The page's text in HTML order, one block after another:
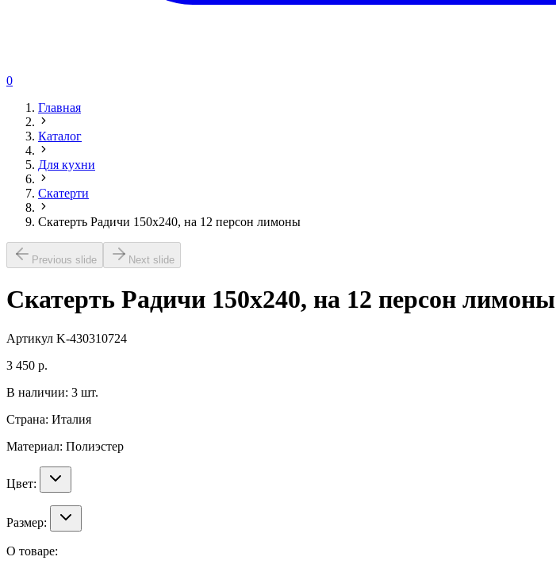
0
Главная
Каталог
Для кухни
Скатерти
Скатерть Радичи 150х240, на 12 персон лимоны
Previous slide Next slide
Скатерть Радичи 150х240, на 12 персон лимоны
Артикул K-430310724
3 450 р.
В наличии: 3 шт.
Страна: Италия
Материал: Полиэстер
Цвет:
Размер:
О товаре: